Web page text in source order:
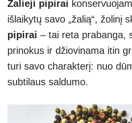
Žalieji pipirai
išlaikytų savo „žalią“, žolinį
pipirai – tai reta prabanga,
prinokus ir džiovinama itin
turi savo charakterį: nuo
subtilaus saldumo.